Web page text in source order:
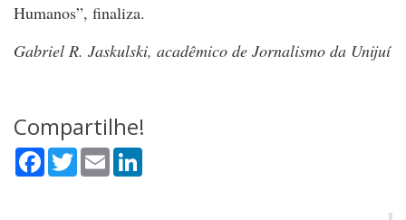
Humanos”, finaliza.
Gabriel R. Jaskulski, acadêmico de Jornalismo da Unijuí
Compartilhe!
Facebook
TwitterEmail